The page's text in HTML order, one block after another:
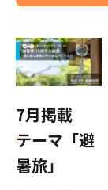
7月掲載
テーマ「避
暑旅」